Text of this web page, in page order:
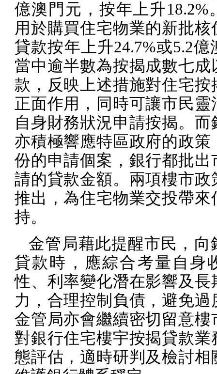
億澳門元，按年上升18.2%
用於購買住宅物業的新批核
貸款按年上升24.7%或5.2億
當中逾半數為按揭成數七成
款，反映上述措施對住宅按
正面作用，同時可讓市民靈
自身財務狀況申請按揭。而
亦積極響應特區政府的政策
份的申請個案，銀行都批出
請的貸款金額。兩項樓市政
推出，為住宅物業交投帶來
持。
金管局藉此提醒市民，向
貸款時，應綜合考量自身
性、利率變化潛在影響及長
力，合理控制負債，避免過
金管局亦會繼續密切留意樓
對銀行住宅樓宇按揭貸款業
態評估，適時研判及檢討相